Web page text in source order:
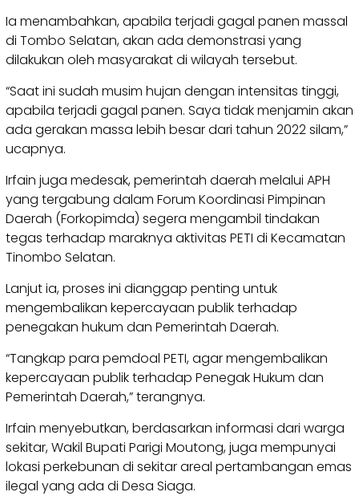
Ia menambahkan, apabila terjadi gagal panen massal
di Tombo Selatan, akan ada demonstrasi yang
dilakukan oleh masyarakat di wilayah tersebut.
“Saat ini sudah musim hujan dengan intensitas tinggi,
apabila terjadi gagal panen. Saya tidak menjamin akan
ada gerakan massa lebih besar dari tahun 2022 silam,”
ucapnya.
Irfain juga medesak, pemerintah daerah melalui APH
yang tergabung dalam Forum Koordinasi Pimpinan
Daerah (Forkopimda) segera mengambil tindakan
tegas terhadap maraknya aktivitas PETI di Kecamatan
Tinombo Selatan.
Lanjut ia, proses ini dianggap penting untuk
mengembalikan kepercayaan publik terhadap
penegakan hukum dan Pemerintah Daerah.
“Tangkap para pemdoal PETI, agar mengembalikan
kepercayaan publik terhadap Penegak Hukum dan
Pemerintah Daerah,” terangnya.
Irfain menyebutkan, berdasarkan informasi dari warga
sekitar, Wakil Bupati Parigi Moutong, juga mempunyai
lokasi perkebunan di sekitar areal pertambangan emas
ilegal yang ada di Desa Siaga.